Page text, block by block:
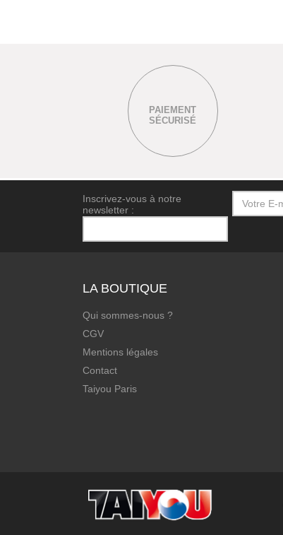
PAIEMENT
SÉCURISÉ
Inscrivez-vous à notre
newsletter :
LA BOUTIQUE
Qui sommes-nous ?
CGV
Mentions légales
Contact
Taiyou Paris